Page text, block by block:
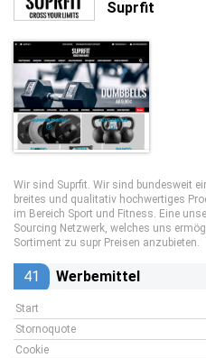
Suprfit
Wir sind Suprfit. Wir sind bundesweit
breites und qualitativ hochwertiges
im Bereich Sport und Fitness. Eine
Sourcing Netzwerk, welches uns
Sortiment zu supr Preisen anzubieten.
41 Werbemittel
Start
Stornoquote
Cookie